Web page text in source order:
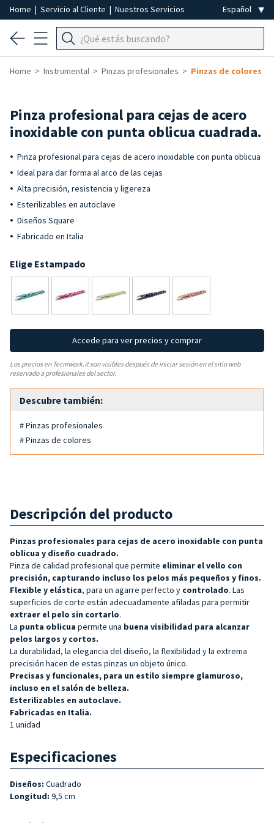
Home | Servicio al Cliente | Nuestros Servicios
Home Instrumental Pinzas profesionales Pinzas de colores
Pinza profesional para cejas de acero
inoxidable con punta oblicua cuadrada.
Pinza profesional para cejas de acero inoxidable con punta oblicua
Ideal para dar forma al arco de las cejas
Alta precisión, resistencia y ligereza
Esterilizables en autoclave
Diseños Square
Fabricado en Italia
Elige Estampado
Accede para ver precios y comprar
Los precios en Tecniwork.it son visibles después de iniciar sesión en el sitio web
reservado a profesionales del sector.
Descubre también:
# Pinzas profesionales
# Pinzas de colores
Descripción del producto
Pinzas profesionales para cejas de acero inoxidable con punta
oblicua y diseño cuadrado.
Pinza de calidad profesional que permite eliminar el vello con
precisión, capturando incluso los pelos más pequeños y finos.
Flexible y elástica, para un agarre perfecto y controlado. Las
superficies de corte están adecuadamente afiladas para permitir
extraer el pelo sin cortarlo.
La punta oblicua permite una buena visibilidad para alcanzar
pelos largos y cortos.
La durabilidad, la elegancia del diseño, la flexibilidad y la extrema
precisión hacen de estas pinzas un objeto único.
Precisas y funcionales, para un estilo siempre glamuroso,
incluso en el salón de belleza.
Esterilizables en autoclave.
Fabricadas en Italia.
1 unidad
Especificaciones
Diseños: Cuadrado
Longitud: 9,5 cm